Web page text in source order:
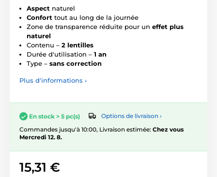
Aspect naturel
Confort tout au long de la journée
Zone de transparence réduite pour un effet plus
naturel
Contenu – 2 lentilles
Durée d'utilisation – 1 an
Type – sans correction
Plus d'informations ›
En stock > 5 pc(s)
Options de livraison ›
Commandes jusqu'à 10:00, Livraison estimée: Chez vous
Mercredi 12. 8.
15,31 €